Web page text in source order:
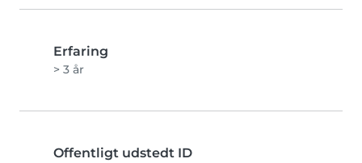
Erfaring
> 3 år
Offentligt udstedt ID